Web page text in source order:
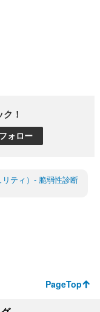
！
ォロー
ティ）- 脆弱性診断
PageTop